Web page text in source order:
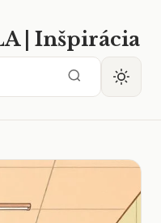
| Inšpirácia